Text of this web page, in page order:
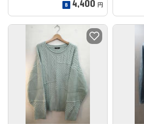
4,400 円